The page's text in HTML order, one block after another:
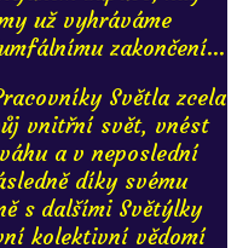
už vyhráváme
zakončení...
Světla zcela
vnitřní svět, vnést
a v neposlední
díky svému
s dalšími Světýlky
kolektivní vědomí